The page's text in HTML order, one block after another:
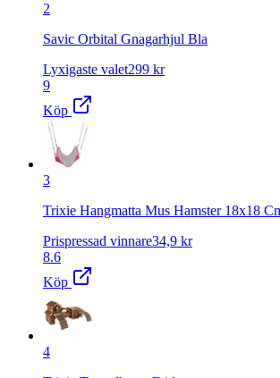
2
Savic Orbital Gnagarhjul Bla
Lyxigaste valet299 kr
9
Köp
3
Trixie Hangmatta Mus Hamster 18x18
Prispressad vinnare34,9 kr
8.6
Köp
4